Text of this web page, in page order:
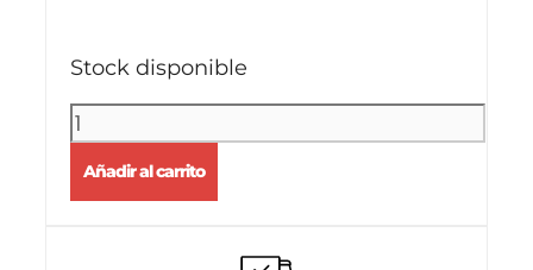
Stock disponible
Añadir al carrito